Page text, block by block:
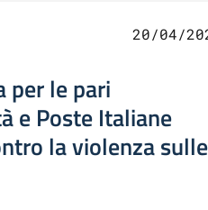
20/04/
per le pari
e Poste Italiane
la violenza sulle